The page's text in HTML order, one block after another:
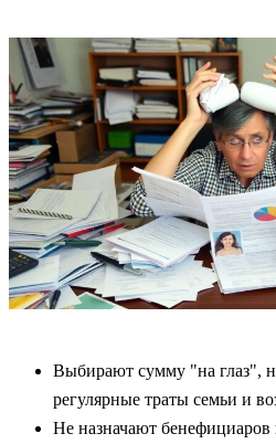
Выбирают сумму "на глаз",
регулярные траты семьи и
Не назначают